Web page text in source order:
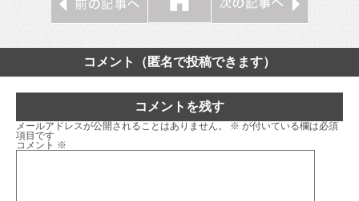
コメント（匿名で投稿できます）
コメントを残す
メールアドレスが公開されることはありません。 ※ が付いている欄は必須
項目です
コメント ※